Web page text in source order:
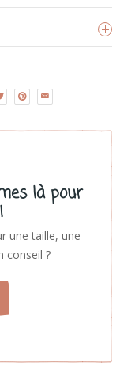
là pour
une taille, une
conseil ?